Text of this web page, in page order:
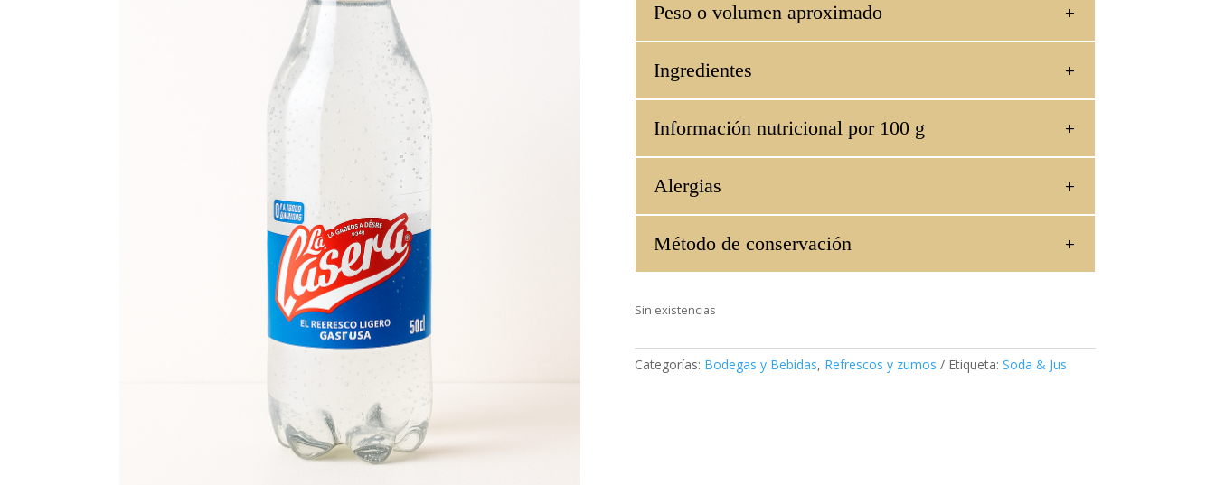
Peso o volumen aproximado
Ingredientes
Información nutricional por 100 g
Alergias
Método de conservación
Sin existencias
Categorías: Bodegas y Bebidas, Refrescos y zumos Etiqueta: Soda & Jus